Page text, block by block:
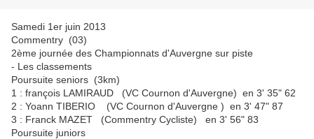
Samedi 1er juin 2013
Commentry (03)
2ème journée des Championnats d'Auvergne sur piste
- Les classements
Poursuite seniors (3km)
1 : françois LAMIRAUD (VC Cournon d'Auvergne) en 3' 35" 62
2 : Yoann TIBERIO (VC Cournon d'Auvergne ) en 3' 47" 87
3 : Franck MAZET (Commentry Cycliste) en 3' 56" 83
Poursuite juniors